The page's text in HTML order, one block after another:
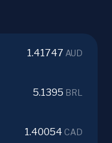
1.41747 AUD
5.1395 BRL
1.40054 CAD